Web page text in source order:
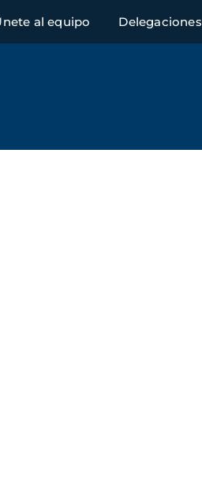
al equipo Delegaciones